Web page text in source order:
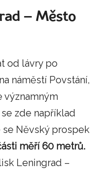
– Město
od lávry po
náměstí Povstání,
významným
zde například
se Něvský
měří 60 metrů.
Leningrad –